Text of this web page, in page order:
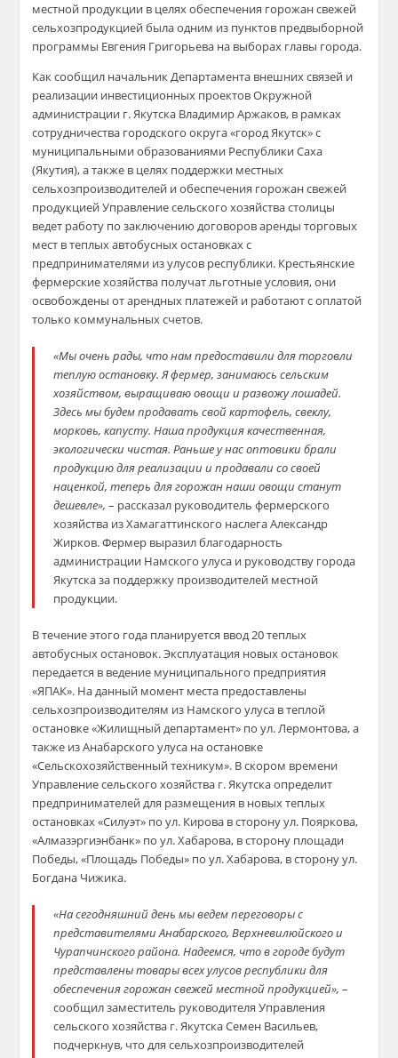
местной продукции в целях обеспечения горожан свежей
сельхозпродукцией была одним из пунктов предвыборной
программы Евгения Григорьева на выборах главы города.
Как сообщил начальник Департамента внешних связей и
реализации инвестиционных проектов Окружной
администрации г. Якутска Владимир Аржаков, в рамках
сотрудничества городского округа «город Якутск» с
муниципальными образованиями Республики Саха
(Якутия), а также в целях поддержки местных
сельхозпроизводителей и обеспечения горожан свежей
продукцией Управление сельского хозяйства столицы
ведет работу по заключению договоров аренды торговых
мест в теплых автобусных остановках с
предпринимателями из улусов республики. Крестьянские
фермерские хозяйства получат льготные условия, они
освобождены от арендных платежей и работают с оплатой
только коммунальных счетов.
«Мы очень рады, что нам предоставили для торговли
теплую остановку. Я фермер, занимаюсь сельским
хозяйством, выращиваю овощи и развожу лошадей.
Здесь мы будем продавать свой картофель, свеклу,
морковь, капусту. Наша продукция качественная,
экологически чистая. Раньше у нас оптовики брали
продукцию для реализации и продавали со своей
наценкой, теперь для горожан наши овощи станут
дешевле»,– рассказал руководитель фермерского
хозяйства из Хамагаттинского наслега Александр
Жирков. Фермер выразил благодарность
администрации Намского улуса и руководству города
Якутска за поддержку производителей местной
продукции.
В течение этого года планируется ввод 20 теплых
автобусных остановок. Эксплуатация новых остановок
передается в ведение муниципального предприятия
«ЯПАК». На данный момент места предоставлены
сельхозпроизводителям из Намского улуса в теплой
остановке «Жилищный департамент» по ул. Лермонтова, а
также из Анабарского улуса на остановке
«Сельскохозяйственный техникум». В скором времени
Управление сельского хозяйства г. Якутска определит
предпринимателей для размещения в новых теплых
остановках «Силуэт» по ул. Кирова в сторону ул. Пояркова,
«Алмазэргиэнбанк» по ул. Хабарова, в сторону площади
Победы, «Площадь Победы» по ул. Хабарова, в сторону ул.
Богдана Чижика.
«На сегодняшний день мы ведем переговоры с
представителями Анабарского, Верхневилюйского и
Чурапчинского района. Надеемся, что в городе будут
представлены товары всех улусов республики для
обеспечения горожан свежей местной продукцией», –
сообщил заместитель руководителя Управления
сельского хозяйства г. Якутска Семен Васильев,
подчеркнув, что для сельхозпроизводителей